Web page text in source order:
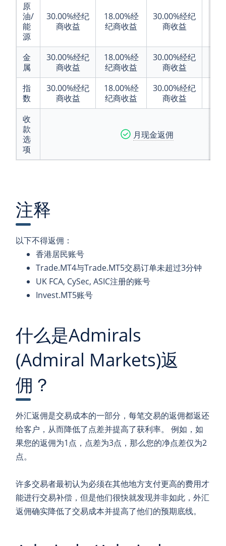
原
油/
能
源
30.00%经纪
商收益
18.00%经
纪商收益
30.00%经纪
商收益
金
属
30.00%经纪
商收益
18.00%经
纪商收益
30.00%经纪
商收益
指
数
30.00%经纪
商收益
18.00%经
纪商收益
30.00%经纪
商收益
收
款
选
项
月现金返佣
注释
以下不得返佣：
香港居民账号
Trade.MT4与Trade.MT5交易订单未超过3分钟
UK FCA, CySec, ASIC注册的账号
Invest.MT5账号
什么是Admirals
(Admiral Markets)返
佣？
外汇返佣是交易成本的一部分，每笔交易的返佣都返还
给客户，从而降低了点差并提高了获利率。 例如，如
果您的返佣为1点，点差为3点，那么您的净点差仅为2
点。
许多交易者最初认为必须在其他地方支付更高的费用才
能进行交易补偿，但是他们很快就发现并非如此，外汇
返佣确实降低了交易成本并提高了他们的预期底线。